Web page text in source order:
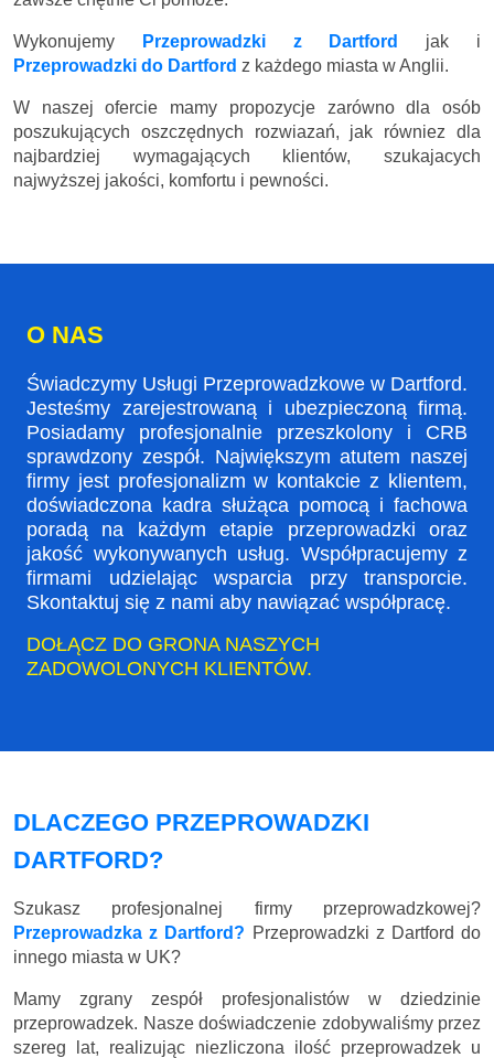
Wykonujemy Przeprowadzki z Dartford
jak i
Przeprowadzki do Dartford z każdego miasta w Anglii.
W naszej ofercie mamy propozycje zarówno dla osób
poszukujących oszczędnych rozwiazań, jak równiez dla
najbardziej wymagających klientów, szukajacych
najwyższej jakości, komfortu i pewności.
O NAS
Świadczymy Usługi Przeprowadzkowe w Dartford.
Jesteśmy zarejestrowaną i ubezpieczoną firmą.
Posiadamy profesjonalnie przeszkolony i CRB
sprawdzony zespół. Największym atutem naszej
firmy jest profesjonalizm w kontakcie z klientem,
doświadczona kadra służąca pomocą i fachowa
poradą na każdym etapie przeprowadzki oraz
jakość wykonywanych usług. Współpracujemy z
firmami udzielając wsparcia przy transporcie.
Skontaktuj się z nami aby nawiązać współpracę.
DOŁĄCZ DO GRONA NASZYCH
ZADOWOLONYCH KLIENTÓW.
DLACZEGO PRZEPROWADZKI
DARTFORD?
Szukasz profesjonalnej firmy przeprowadzkowej?
Przeprowadzka z Dartford? Przeprowadzki z Dartford do
innego miasta w UK?
Mamy zgrany zespół profesjonalistów w dziedzinie
przeprowadzek. Nasze doświadczenie zdobywaliśmy przez
szereg lat, realizując niezliczona ilość przeprowadzek u